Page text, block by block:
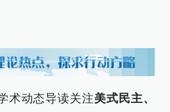
术动态导读关注美式民主、